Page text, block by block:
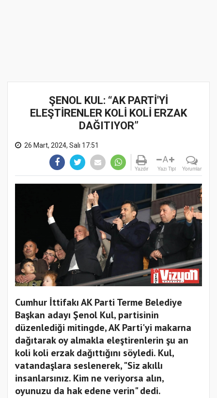
ŞENOL KUL: “AK PARTİ'Yİ
ELEŞTİRENLER KOLİ KOLİ ERZAK
DAĞITIYOR”
26 Mart, 2024, Salı 17:51
Yazdır
A
Yazı Tipi Yorumlar
Cumhur İttifakı AK Parti Terme Belediye
Başkan adayı Şenol Kul, partisinin
düzenlediği mitingde, AK Parti'yi makarna
dağıtarak oy almakla eleştirenlerin şu an
koli koli erzak dağıttığını söyledi. Kul,
vatandaşlara seslenerek, "Siz akıllı
insanlarsınız. Kim ne veriyorsa alın,
oyunuzu da hak edene verin" dedi.